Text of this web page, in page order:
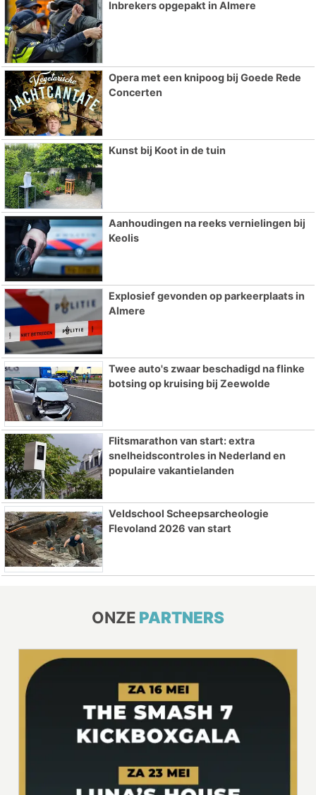
Inbrekers opgepakt in Almere
Opera met een knipoog bij Goede Rede
Concerten
Kunst bij Koot in de tuin
Aanhoudingen na reeks vernielingen bij
Keolis
Explosief gevonden op parkeerplaats in
Almere
Twee auto's zwaar beschadigd na flinke
botsing op kruising bij Zeewolde
Flitsmarathon van start: extra
snelheidscontroles in Nederland en
populaire vakantielanden
Veldschool Scheepsarcheologie
Flevoland 2026 van start
ONZE PARTNERS